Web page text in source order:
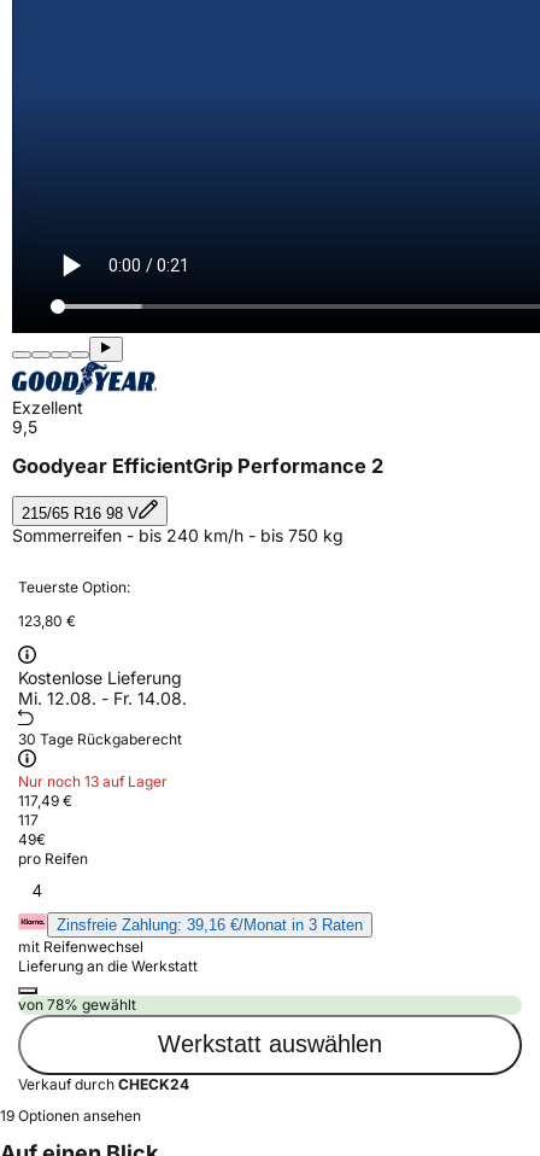
Exzellent
9,5
Goodyear EfficientGrip Performance 2
215/65 R16 98 V
Sommerreifen - bis 240 km/h - bis 750 kg
Teuerste Option:
123,80 €
Kostenlose Lieferung
Mi. 12.08. - Fr. 14.08.
30 Tage Rückgaberecht
Nur noch 13 auf Lager
117,49 €
117
49€
pro Reifen
4
Zinsfreie Zahlung: 39,16 €/Monat in 3 Raten
mit Reifenwechsel
Lieferung an die Werkstatt
von 78% gewählt
Werkstatt auswählen
Verkauf durch CHECK24
19 Optionen ansehen